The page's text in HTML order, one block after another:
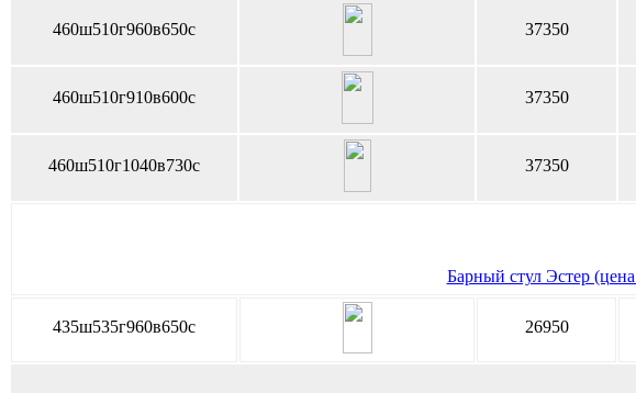
460ш510г960в650с 37350
460ш510г910в600с 37350
460ш510г1040в730с 37350
Барный стул Эстер
435ш535г960в650с 26950